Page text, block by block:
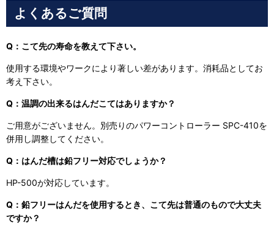
よくあるご質問
Q：こて先の寿命を教えて下さい。
使用する環境やワークにより著しい差があります。消耗品としてお
考え下さい。
Q：温調の出来るはんだこてはありますか？
ご用意がございません。別売りのパワーコントローラー SPC-410を
併用し調整してください。
Q：はんだ槽は鉛フリー対応でしょうか？
HP-500が対応しています。
Q：鉛フリーはんだを使用するとき、こて先は普通のもので大丈夫
ですか？